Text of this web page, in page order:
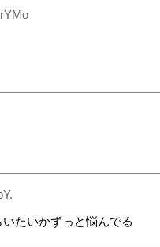
たいかずっと悩んでる